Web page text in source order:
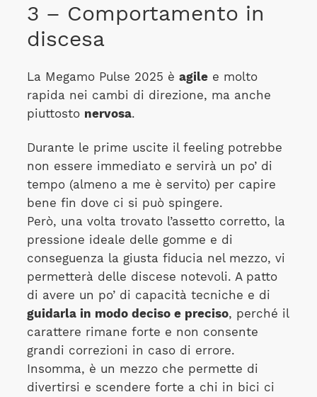
3 – Comportamento in
discesa
La Megamo Pulse 2025 è agilee molto
rapida nei cambi di direzione, ma anche
piuttosto nervosa.
Durante le prime uscite il feeling potrebbe
non essere immediato e servirà un po’ di
tempo (almeno a me è servito) per capire
bene fin dove ci si può spingere.
Però, una volta trovato l’assetto corretto, la
pressione ideale delle gomme e di
conseguenza la giusta fiducia nel mezzo, vi
permetterà delle discese notevoli. A patto
di avere un po’ di capacità tecniche e di
guidarla in modo deciso e preciso, perché il
carattere rimane forte e non consente
grandi correzioni in caso di errore.
Insomma, è un mezzo che permette di
divertirsi e scendere forte a chi in bici ci